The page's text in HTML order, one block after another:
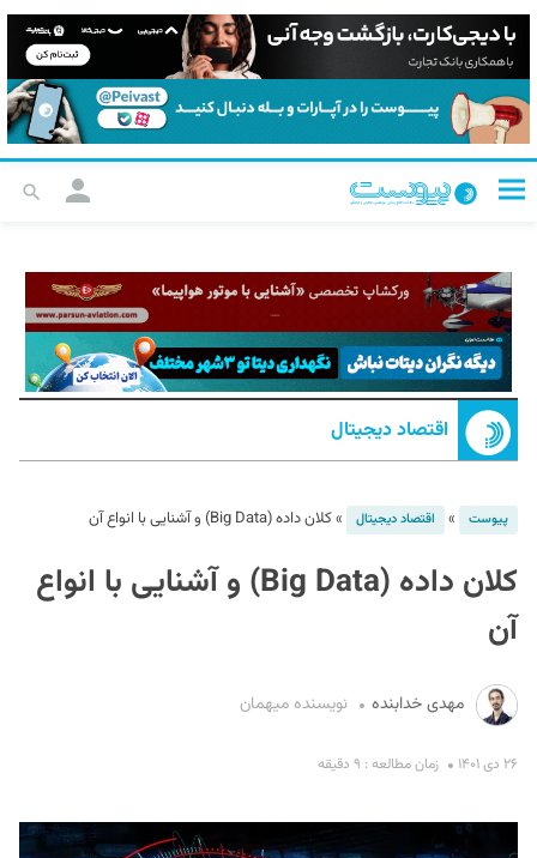
اقتصاد دیجیتال
پیوست » اقتصاد دیجیتال »کلان داده (Big Data) و آشنایی با انواع آن
کلان داده (Big Data) و آشنایی با انواع
آن
مهدی خدابنده نویسنده میهمان
۲۶ دی ۱۴۰۱ زمان مطالعه : ۹ دقیقه